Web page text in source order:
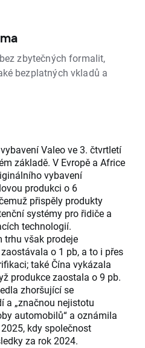
zbytečných formalit,
bezplatných vkladů a
Valeo ve 3. čtvrtletí
základě. V Evropě a Africe
vybavení
produkci o 6
přispěly produkty
systémy pro řidiče a
technologií.
trhu však prodeje
o 1 pb, a to i přes
také Čína vykázala
produkce zaostala o 9 pb.
zhoršující se
a „značnou nejistotu
automobilů“ a oznámila
kdy společnost
za rok 2024.